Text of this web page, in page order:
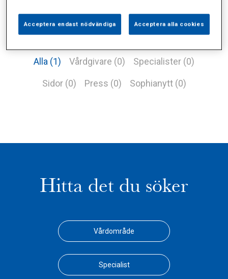
Alla (1) Vårdgivare (0) Specialister (0)
Sidor (0) Press (0) Sophianytt (0)
Hitta det du söker
Vårdområde
Specialist
Acceptera endast nödvändiga Acceptera alla cookies